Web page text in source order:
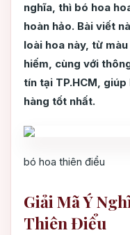
nghĩa, thì bó hoa
hoàn hảo. Bài viết
loài hoa này, từ
hiếm, cùng với
tín tại TP.HCM,
hàng tốt nhất.
bó hoa thiên điểu
Giải Mã Ý
Thiên Điểu